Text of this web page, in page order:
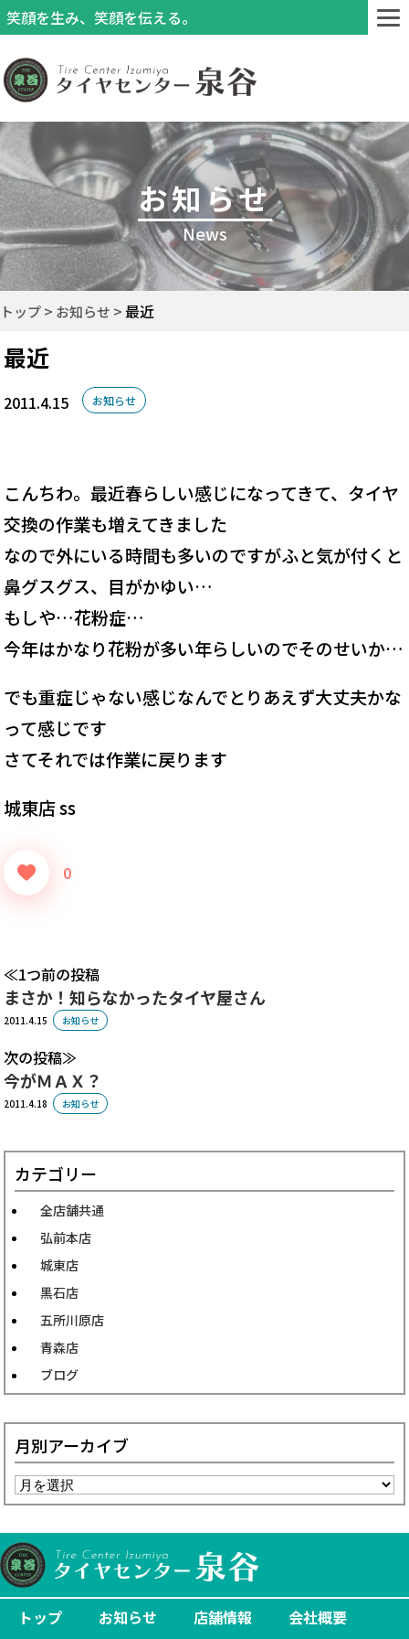
笑顔を生み、笑顔を伝える。
お知らせ
News
トップ お知らせ 最近
最近
2011.4.15 お知らせ
こんちわ。最近春らしい感じになってきて、タイヤ
交換の作業も増えてきました
なので外にいる時間も多いのですがふと気が付くと
鼻グスグス、目がかゆい…
もしや…花粉症…
今年はかなり花粉が多い年らしいのでそのせいか…
でも重症じゃない感じなんでとりあえず大丈夫かな
って感じです
さてそれでは作業に戻ります
城東店 ss
0
1つ前の投稿
まさか！知らなかったタイヤ屋さん
2011.4.15 お知らせ
次の投稿
今がＭＡＸ？
2011.4.18 お知らせ
カテゴリー
全店舗共通
弘前本店
城東店
黒石店
五所川原店
青森店
ブログ
月別アーカイブ
トップ お知らせ 店舗情報 会社概要